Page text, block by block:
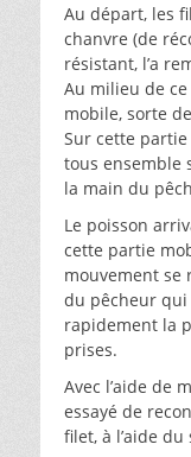
Au départ, les
chanvre (de
résistant, l’a
Au milieu de
mobile, sorte
Sur cette
tous ensemble
la main du
Le poisson
cette partie
mouvement se
du pêcheur qui
rapidement la
prises.
Avec l’aide de
essayé de
filet, à l’aide